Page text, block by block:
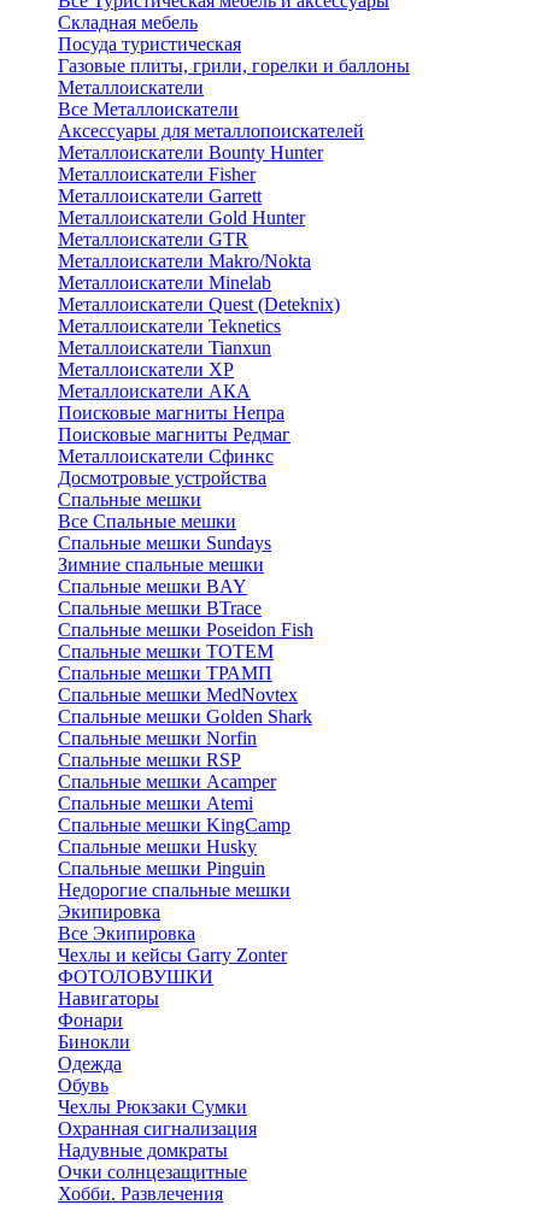
Складная мебель
Посуда туристическая
Газовые плиты, грили, горелки и баллоны
Металлоискатели
Все Металлоискатели
Аксессуары для металлопоискателей
Металлоискатели Bounty Hunter
Металлоискатели Fisher
Металлоискатели Garrett
Металлоискатели Gold Hunter
Металлоискатели GTR
Металлоискатели Makro/Nokta
Металлоискатели Minelab
Металлоискатели Quest (Deteknix)
Металлоискатели Teknetics
Металлоискатели Tianxun
Металлоискатели XP
Металлоискатели АКА
Поисковые магниты Непра
Поисковые магниты Редмаг
Металлоискатели Сфинкс
Досмотровые устройства
Спальные мешки
Все Спальные мешки
Спальные мешки Sundays
Зимние спальные мешки
Спальные мешки BAY
Спальные мешки BTrace
Спальные мешки Poseidon Fish
Спальные мешки ТОТЕМ
Спальные мешки ТРАМП
Cпальные мешки MedNovtex
Спальные мешки Golden Shark
Спальные мешки Norfin
Спальные мешки RSP
Спальные мешки Acamper
Спальные мешки Atemi
Спальные мешки KingCamp
Спальные мешки Husky
Спальные мешки Pinguin
Недорогие спальные мешки
Экипировка
Все Экипировка
Чехлы и кейсы Garry Zonter
ФОТОЛОВУШКИ
Навигаторы
Фонари
Бинокли
Одежда
Обувь
Чехлы Рюкзаки Сумки
Охранная сигнализация
Надувные домкраты
Очки солнцезащитные
Хобби. Развлечения